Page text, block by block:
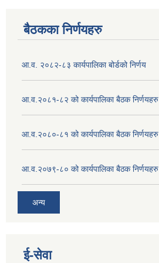
बैठकका निर्णयहरु
आ.व. २०८२-८३ कार्यपालिका बोर्डको निर्णय
आ.व.२०८१-८२ को कार्यपालिका बैठक निर्णयहरु
आ.व.२०८०-८१ को कार्यपालिका बैठक निर्णयहरु
आ.व.२०७९-८० को कार्यपालिका बैठक निर्णयहरु
अन्य
ई‍-सेवा